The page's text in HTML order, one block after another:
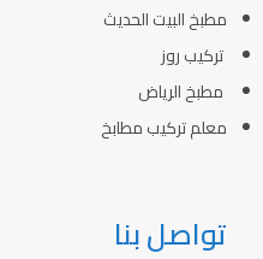
مطبخ البيت الحديث
تركيب روز
مطبخ الرياض
معلم تركيب مطابخ
تواصل بنا